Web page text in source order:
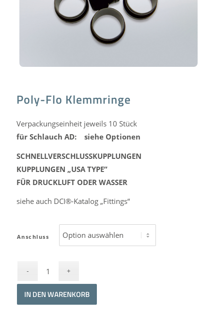
Poly-Flo Klemmringe
Verpackungseinheit jeweils 10 Stück
für Schlauch AD: siehe Optionen
SCHNELLVERSCHLUSSKUPPLUNGEN
KUPPLUNGEN „USA TYPE”
FÜR DRUCKLUFT ODER WASSER
siehe auch DCI®-Katalog „Fittings“
Anschluss
IN DEN WARENKORB